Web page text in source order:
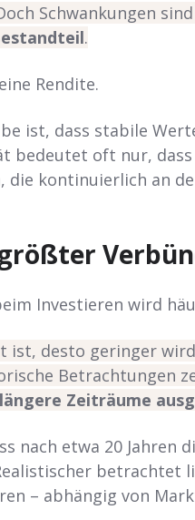
Schwankungen
.
Rendite.
ist, dass stabile
bedeutet oft nur, dass
die kontinuierlich an
Investieren wird
ist, desto geringer
Betrachtungen
Zeiträume
nach etwa 20 Jahren
betrachtet
– abhängig von